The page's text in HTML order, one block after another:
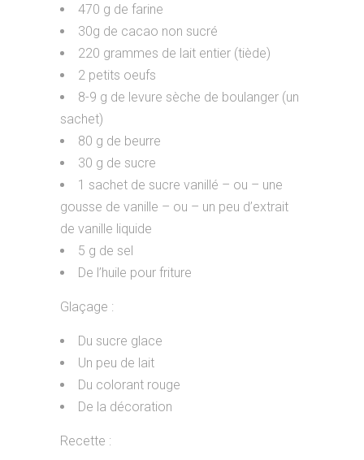
470 g de farine
30g de cacao non sucré
220 grammes de lait entier (tiède)
2 petits oeufs
8-9 g de levure sèche de boulanger (un
sachet)
80 g de beurre
30 g de sucre
1 sachet de sucre vanillé – ou – une
gousse de vanille – ou – un peu d’extrait
de vanille liquide
5 g de sel
De l’huile pour friture
Glaçage :
Du sucre glace
Un peu de lait
Du colorant rouge
De la décoration
Recette :